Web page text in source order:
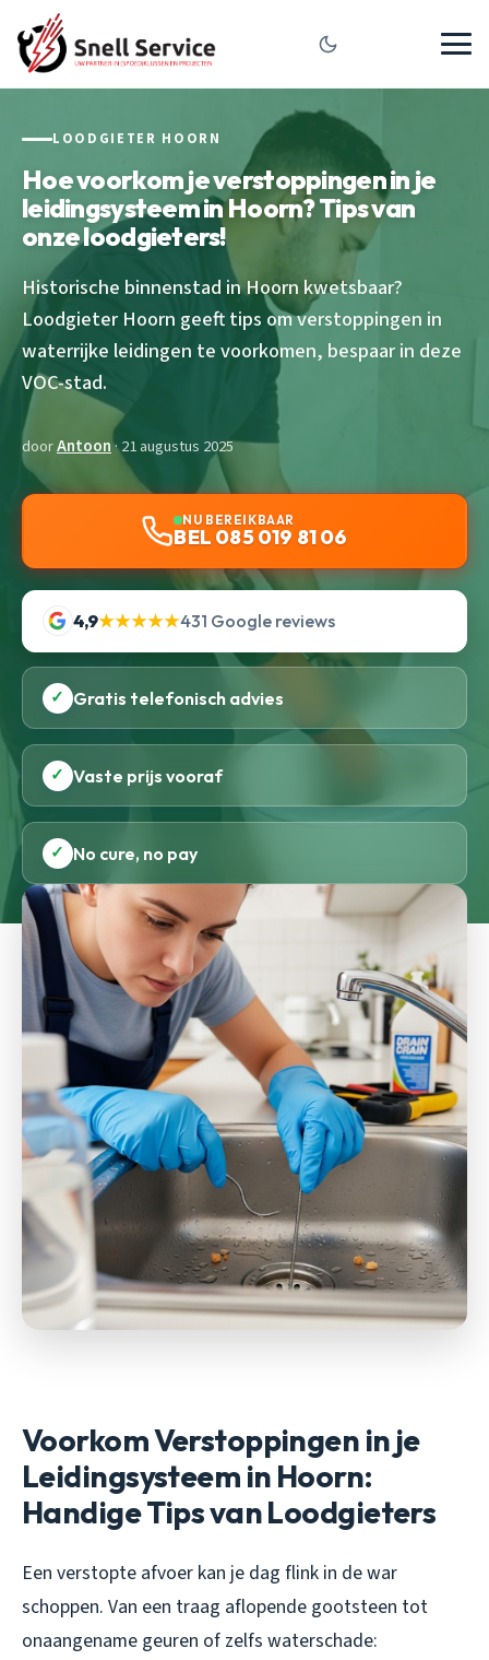
LOODGIETER HOORN
Hoe voorkom je verstoppingen in je
leidingsysteem in Hoorn? Tips van
onze loodgieters!
Historische binnenstad in Hoorn kwetsbaar?
Loodgieter Hoorn geeft tips om verstoppingen in
waterrijke leidingen te voorkomen, bespaar in deze
VOC-stad.
doorAntoon· 21 augustus 2025
NU BEREIKBAAR
BEL 085 019 81 06
4,9★★★★★431 Google reviews
✓ Gratis telefonisch advies
✓ Vaste prijs vooraf
✓ No cure, no pay
Voorkom Verstoppingen in je
Leidingsysteem in Hoorn:
Handige Tips van Loodgieters
Een verstopte afvoer kan je dag flink in de war
schoppen. Van een traag aflopende gootsteen tot
onaangename geuren of zelfs waterschade: